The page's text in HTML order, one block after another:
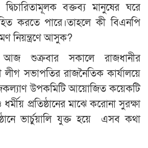
বক্তব্য মানুষের ঘরে
করতে পারে।তাহলে কী বিএনপি
নিয়ন্ত্রণে আসুক?
শুক্রবার সকালে রাজধানীর
লীগ সভাপতির রাজনৈতিক কার্যালয়ে
উপকমিটি আয়োজিত কয়েকটি
প্রতিষ্ঠানের মাঝে করোনা সুরক্ষা
ভার্চুয়ালি যুক্ত হয়ে এসব কথা